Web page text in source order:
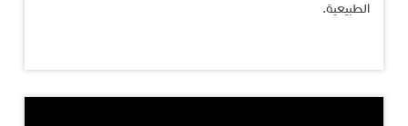
الطبيعية.​